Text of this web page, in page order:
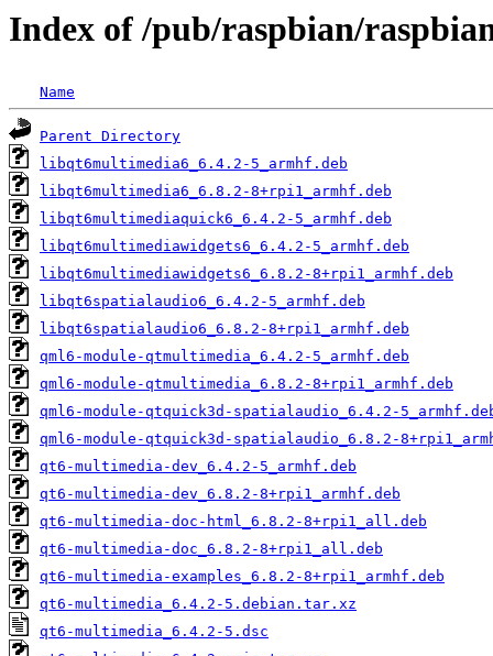
Index of /pub/raspbian/
Name
Parent Directory
libqt6multimedia6_6.4.2-5_armhf.deb
libqt6multimedia6_6.8.2-8+rpi1_armhf.deb
libqt6multimediaquick6_6.4.2-5_armhf.deb
libqt6multimediawidgets6_6.4.2-5_armhf.deb
libqt6multimediawidgets6_6.8.2-8+rpi1_armhf.deb
libqt6spatialaudio6_6.4.2-5_armhf.deb
libqt6spatialaudio6_6.8.2-8+rpi1_armhf.deb
qml6-module-qtmultimedia_6.4.2-5_armhf.deb
qml6-module-qtmultimedia_6.8.2-8+rpi1_armhf.deb
qml6-module-qtquick3d-spatialaudio_6.4.2-
qml6-module-qtquick3d-spatialaudio_6.8.2-
qt6-multimedia-dev_6.4.2-5_armhf.deb
qt6-multimedia-dev_6.8.2-8+rpi1_armhf.deb
qt6-multimedia-doc-html_6.8.2-8+rpi1_all.deb
qt6-multimedia-doc_6.8.2-8+rpi1_all.deb
qt6-multimedia-examples_6.8.2-8+rpi1_armhf.deb
qt6-multimedia_6.4.2-5.debian.tar.xz
qt6-multimedia_6.4.2-5.dsc